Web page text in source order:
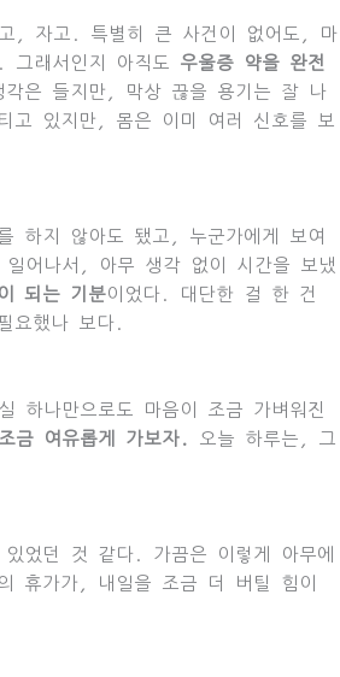
, 자고. 특별히 큰 사건이 없어도, 마
그래서인지 아직도 우울증 약을 완전
은 들지만, 막상 끊을 용기는 잘 나
고 있지만, 몸은 이미 여러 신호를 보
하지 않아도 됐고, 누군가에게 보여
어나서, 아무 생각 없이 시간을 보냈
되는 기분이었다. 대단한 걸 한 건
요했나 보다.
하나만으로도 마음이 조금 가벼워진
조금 여유롭게 가보자.
오늘 하루는, 그
었던 것 같다. 가끔은 이렇게 아무에
휴가가, 내일을 조금 더 버틸 힘이